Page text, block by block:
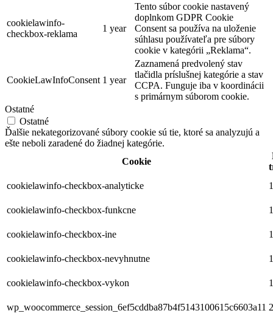
cookielawinfo-
checkbox-reklama
1 year
Tento súbor cookie nastavený
doplnkom GDPR Cookie
Consent sa používa na uloženie
súhlasu používateľa pre súbory
cookie v kategórii „Reklama“.
CookieLawInfoConsent 1 year
Zaznamená predvolený stav
tlačidla príslušnej kategórie a stav
CCPA. Funguje iba v koordinácii
s primárnym súborom cookie.
Ostatné
Ostatné
Ďalšie nekategorizované súbory cookie sú tie, ktoré sa analyzujú a
ešte neboli zaradené do žiadnej kategórie.
Cookie
cookielawinfo-checkbox-analyticke
cookielawinfo-checkbox-funkcne
cookielawinfo-checkbox-ine
cookielawinfo-checkbox-nevyhnutne
cookielawinfo-checkbox-vykon
wp_woocommerce_session_6ef5cddba87b4f5143100615c6603a11